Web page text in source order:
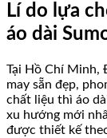
Lí do lựa
áo dài
Tại Hồ Chí Minh,
may sẵn đẹp,
chất liệu thì áo
xu hướng mới
được thiết kế